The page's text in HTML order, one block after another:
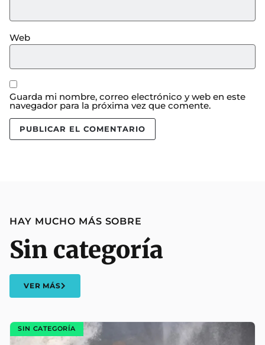
Web
Guarda mi nombre, correo electrónico y web en este
navegador para la próxima vez que comente.
HAY MUCHO MÁS SOBRE
Sin categoría
VER MÁS
SIN CATEGORÍA